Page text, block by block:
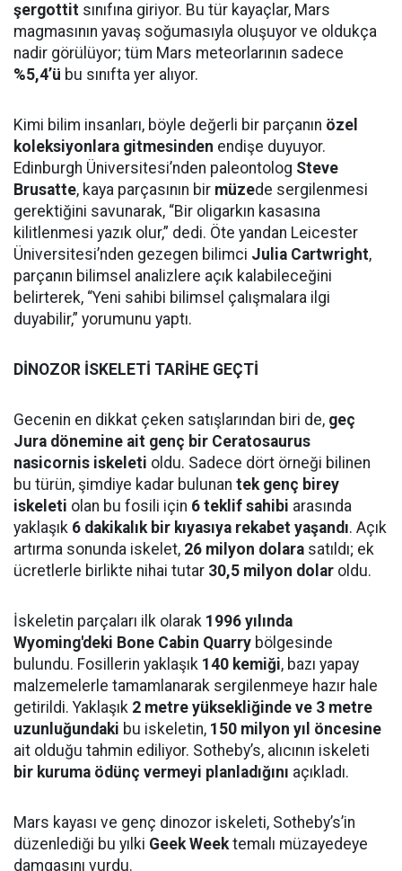
şergottit sınıfına giriyor. Bu tür kayaçlar, Mars
magmasının yavaş soğumasıyla oluşuyor ve oldukça
nadir görülüyor; tüm Mars meteorlarının sadece
%5,4’ü bu sınıfta yer alıyor.
Kimi bilim insanları, böyle değerli bir parçanın özel
koleksiyonlara gitmesinden endişe duyuyor.
Edinburgh Üniversitesi’nden paleontolog Steve
Brusatte, kaya parçasının bir müzede sergilenmesi
gerektiğini savunarak, “Bir oligarkın kasasına
kilitlenmesi yazık olur,” dedi. Öte yandan Leicester
Üniversitesi’nden gezegen bilimci Julia Cartwright,
parçanın bilimsel analizlere açık kalabileceğini
belirterek, “Yeni sahibi bilimsel çalışmalara ilgi
duyabilir,” yorumunu yaptı.
DİNOZOR İSKELETİ TARİHE GEÇTİ
Gecenin en dikkat çeken satışlarından biri de, geç
Jura dönemine ait genç bir Ceratosaurus
nasicornis iskeleti oldu. Sadece dört örneği bilinen
bu türün, şimdiye kadar bulunan tek genç birey
iskeleti olan bu fosili için 6 teklif sahibi arasında
yaklaşık 6 dakikalık bir kıyasıya rekabet yaşandı. Açık
artırma sonunda iskelet, 26 milyon dolara satıldı; ek
ücretlerle birlikte nihai tutar 30,5 milyon dolar oldu.
İskeletin parçaları ilk olarak 1996 yılında
Wyoming'deki Bone Cabin Quarry bölgesinde
bulundu. Fosillerin yaklaşık 140 kemiği, bazı yapay
malzemelerle tamamlanarak sergilenmeye hazır hale
getirildi. Yaklaşık 2 metre yüksekliğinde ve 3 metre
uzunluğundaki bu iskeletin, 150 milyon yıl öncesine
ait olduğu tahmin ediliyor. Sotheby’s, alıcının iskeleti
bir kuruma ödünç vermeyi planladığını açıkladı.
Mars kayası ve genç dinozor iskeleti, Sotheby’s’in
düzenlediği bu yılki Geek Weektemalı müzayedeye
damgasını vurdu.